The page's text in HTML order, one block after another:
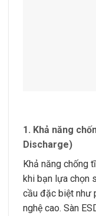
1. Khả năng
Discharge)
Khả năng chống
khi bạn lựa chọn
cầu đặc biệt như
nghệ cao. Sàn